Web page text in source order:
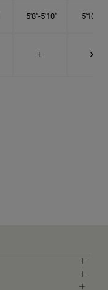
5'8"-5'10" 5'10"- 6'
L XL